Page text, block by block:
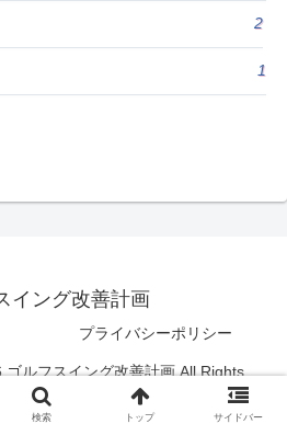
2
1
イング改善計画
プライバシーポリシー
ルフスイング改善計画 All Rights
Reserved.
検索 トップ サイドバー